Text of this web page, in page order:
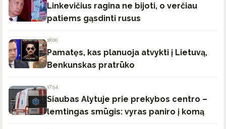
Linkevičius ragina ne bijoti, o verčiau
patiems gąsdinti rusus
18:00
Pamatęs, kas planuoja atvykti į Lietuvą,
Benkunskas pratrūko
17:54
Siaubas Alytuje prie prekybos centro –
lemtingas smūgis: vyras paniro į komą